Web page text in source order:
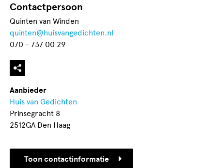
Contactpersoon
Quinten van Winden
quinten@huisvangedichten.nl
070 - 737 00 29
Aanbieder
Huis van Gedichten
Prinsegracht 8
2512GA Den Haag
Toon contactinformatie